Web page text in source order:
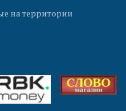
на территории